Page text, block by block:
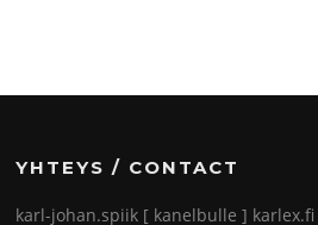
YHTEYS / CONTACT
karl-johan.spiik [ kanelbulle ] karlex.fi